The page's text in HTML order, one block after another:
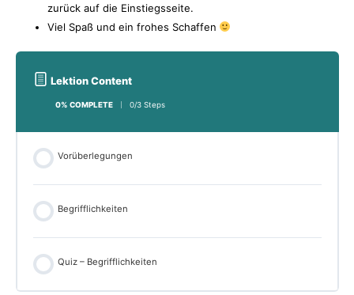
zurück auf die Einstiegsseite.
Viel Spaß und ein frohes Schaffen
Lektion Content
0% COMPLETE 0/3 Steps
Vorüberlegungen
Begrifflichkeiten
Quiz – Begrifflichkeiten